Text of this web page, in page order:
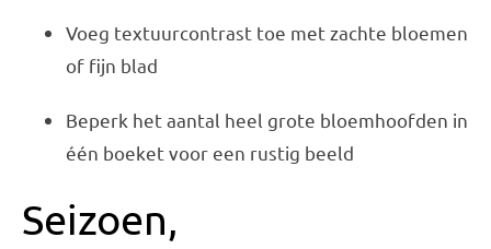
Voeg textuurcontrast toe met zachte bloemen
of fijn blad
Beperk het aantal heel grote bloemhoofden in
één boeket voor een rustig beeld
Seizoen,